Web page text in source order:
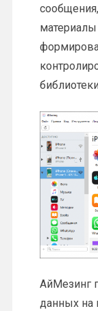
материалы
АйМезинг
данных на